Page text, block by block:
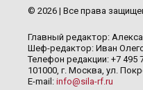
© 2026 | Все права
Главный редактор:
Шеф-редактор: Иван
Телефон редакции: +7 495
101000, г. Москва, ул.
E-mail: info@sila-rf.ru